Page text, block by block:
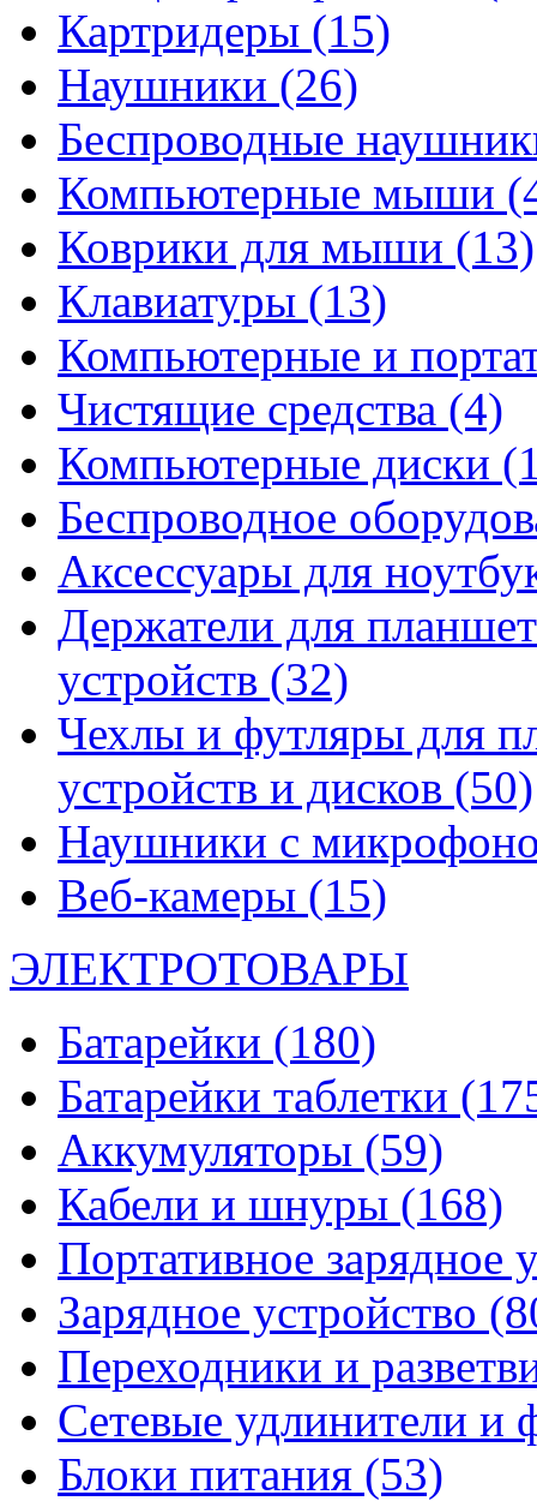
Картридеры (15)
Наушники (26)
Беспроводные
Компьютерные мыши
Коврики для мыши (13)
Клавиатуры (13)
Компьютерные и
Чистящие средства (4)
Компьютерные диски
Беспроводное
Аксессуары для
Держатели для
устройств (32)
Чехлы и футляры для
устройств и дисков (50)
Наушники с
Веб-камеры (15)
ЭЛЕКТРОТОВАРЫ
Батарейки (180)
Батарейки таблетки
Аккумуляторы (59)
Кабели и шнуры (168)
Портативное зарядное
Зарядное устройство
Переходники и
Сетевые удлинители и
Блоки питания (53)